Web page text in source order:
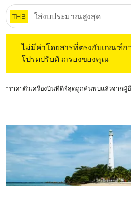
THB
ไม่มีค่าโดยสารที่ตรงกับเกณฑ์
โปรดปรับตัวกรองของคุณ
*ราคาตั๋วเครื่องบินที่ดีที่สุดถูกค้นพบแล้วจากผู้